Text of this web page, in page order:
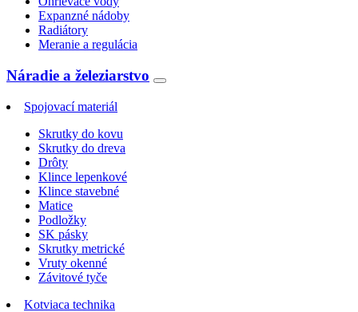
Expanzné nádoby
Radiátory
Meranie a regulácia
Náradie a železiarstvo
Spojovací materiál
Skrutky do kovu
Skrutky do dreva
Drôty
Klince lepenkové
Klince stavebné
Matice
Podložky
SK pásky
Skrutky metrické
Vruty okenné
Závitové tyče
Kotviaca technika